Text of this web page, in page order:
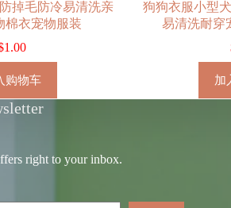
掉毛防冷易清洗亲
棉衣宠物服装
1.00
购物车
狗狗衣服小型
易清洗耐穿
加
right to your inbox.